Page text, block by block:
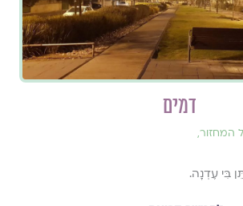
דמים
המחזור,
בִּי עֶדְנָה.